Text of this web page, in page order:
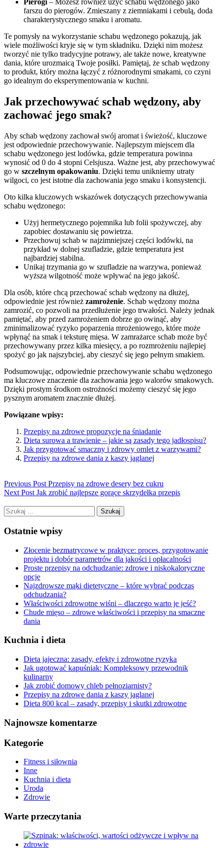
Pierogi– Możesz również użyć schabu wędzonego jako
farszu do pierogów. Zmieszany z ziemniakami i cebulą, doda
charakterystycznego smaku i aromatu.
Te pomysły na wykorzystanie schabu wędzonego pokazują, jak
wiele możliwości kryje się w tym składniku. Dzięki nim możesz
tworzyć nie tylko tradycyjne potrawy, ale także nowe, kreatywne
dania, które urozmaicą Twoje posiłki. Pamiętaj, że schab wędzony
to produkt, który można łączyć z różnorodnymi smakami, co czyni
go idealnym do eksperymentowania w kuchni.
Jak przechowywać schab wędzony, aby
zachować jego smak?
Aby schab wędzony zachował swój aromat i świeżość, kluczowe
jest odpowiednie przechowywanie. Najlepszym miejscem dla
schabu wędzonego jest lodówka, gdzie temperatura powinna
wynosić od 0 do 4 stopni Celsjusza. Ważne jest, aby przechowywać
go w szczelnym opakowaniu. Dzięki temu unikniemy utraty
wilgoci, co jest istotne dla zachowania jego smaku i konsystencji.
Oto kilka kluczowych wskazówek dotyczących przechowywania
schabu wędzonego:
Użyj hermetycznego pojemnika lub folii spożywczej, aby
zapobiec dostawaniu się powietrza.
Przechowuj schab w najzimniejszej części lodówki, na
przykład w dolnej szufladzie, gdzie temperatura jest
najbardziej stabilna.
Unikaj trzymania go w szufladzie na warzywa, ponieważ
wyższa wilgotność może wpływać na jego jakość.
Dla osób, które chcą przechować schab wędzony na dłużej,
odpowiednie jest również zamrożenie. Schab wędzony można
zamrozić, co pozwoli na przedłużenie jego trwałości. Należy jednak
pamiętać, aby przed zamrożeniem dobrze go owinąć, aby
zminimalizować ryzyko poparzenia mrożeniowego, które może
wpłynąć na smak i teksturę mięsa. W zamrażarce schab może być
przechowywany przez kilka miesięcy, a po rozmrożeniu najlepiej
spożyć go jak najszybciej, aby cieszyć się jego pełnym smakiem.
Podsumowując, odpowiednie przechowywanie schabu wędzonego
ma kluczowe znaczenie dla zachowania jego walorów smakowych.
Dzięki prostym środkom ostrożności możemy cieszyć się jego
pysznym aromatem znacznie dłużej.
Powiązane wpisy:
Przepisy na zdrowe propozycje na śniadanie
Dieta surowa a trawienie – jakie są zasady tego jadłospisu?
Jak przygotować smaczny i zdrowy omlet z warzywami?
Przepisy na zdrowe dania z kaszy jaglanej
Previous Post Przepisy na zdrowe desery bez cukru
Next Post Jak zrobić najlepsze gorące skrzydełka przepis
Szukaj:
Ostatnie wpisy
Złocenie bezmatrycowe w praktyce: proces, przygotowanie
projektu i dobór parametrów dla jakości i opłacalności
Proste przepisy na odchudzanie: zdrowe i niskokaloryczne
opcje
Najzdrowsze mąki dietetyczne – które wybrać podczas
odchudzania?
Właściwości zdrowotne wiśni – dlaczego warto je jeść?
Chude mięso – zdrowe właściwości i przepisy na smaczne
dania
Kuchnia i dieta
Dieta jajeczna: zasady, efekty i zdrowotne ryzyka
Jak ugotować kapuśniak: Kompleksowy przewodnik
kulinarny
Jak zrobić domowy chleb pełnoziarnisty?
Przepisy na zdrowe dania z kaszy jaglanej
Dieta 800 kcal – zasady, przepisy i skutki zdrowotne
Najnowsze komentarze
Kategorie
Fitness i siłownia
Inne
Kuchnia i dieta
Uroda
Zdrowie
Warte przeczytania